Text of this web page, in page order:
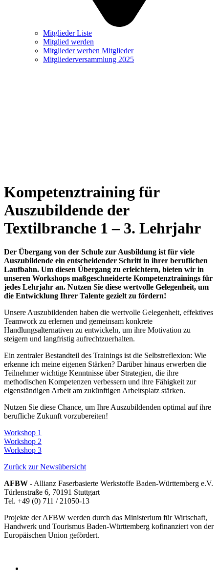
Mitglieder Liste
Mitglied werden
Mitglieder werben Mitglieder
Mitgliederversammlung 2025
Kompetenztraining für
Auszubildende der
Textilbranche 1 – 3. Lehrjahr
Der Übergang von der Schule zur Ausbildung ist für viele
Auszubildende ein entscheidender Schritt in ihrer beruflichen
Laufbahn. Um diesen Übergang zu erleichtern, bieten wir in
unseren Workshops maßgeschneiderte Kompetenztrainings für
jedes Lehrjahr an. Nutzen Sie diese wertvolle Gelegenheit, um
die Entwicklung Ihrer Talente gezielt zu fördern!
Unsere Auszubildenden haben die wertvolle Gelegenheit, effektives
Teamwork zu erlernen und gemeinsam konkrete
Handlungsalternativen zu entwickeln, um ihre Motivation zu
steigern und langfristig aufrechtzuerhalten.
Ein zentraler Bestandteil des Trainings ist die Selbstreflexion: Wie
erkenne ich meine eigenen Stärken? Darüber hinaus erwerben die
Teilnehmer wichtige Kenntnisse über Strategien, die ihre
methodischen Kompetenzen verbessern und ihre Fähigkeit zur
eigenständigen Arbeit am zukünftigen Arbeitsplatz stärken.
Nutzen Sie diese Chance, um Ihre Auszubildenden optimal auf ihre
berufliche Zukunft vorzubereiten!
Workshop 1
Workshop 2
Workshop 3
Zurück zur Newsübersicht
AFBW - Allianz Faserbasierte Werkstoffe Baden-Württemberg e.V.
Türlenstraße 6, 70191 Stuttgart
Tel. +49 (0) 711 / 21050-13
Projekte der AFBW werden durch das Ministerium für Wirtschaft,
Handwerk und Tourismus Baden-Württemberg kofinanziert von der
Europäischen Union gefördert.